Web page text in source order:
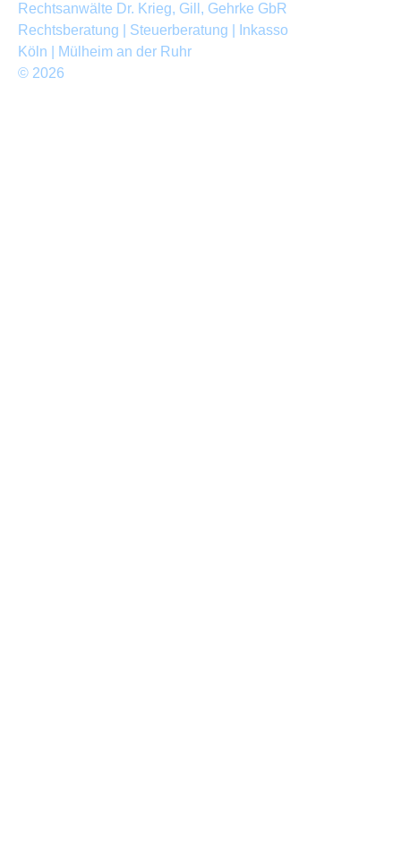
Rechtsanwälte Dr. Krieg, Gill, Gehrke GbR
Rechtsberatung | Steuerberatung | Inkasso
Köln | Mülheim an der Ruhr
© 2026